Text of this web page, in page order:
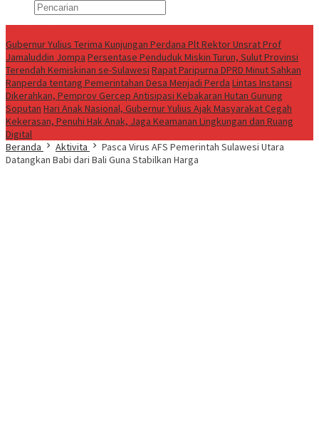
Gubernur Yulius Terima Kunjungan Perdana Plt Rektor Unsrat Prof
Jamaluddin Jompa Persentase Penduduk Miskin Turun, Sulut Provinsi
Terendah Kemiskinan se-Sulawesi Rapat Paripurna DPRD Minut Sahkan
Ranperda tentang Pemerintahan Desa Menjadi Perda Lintas Instansi
Dikerahkan, Pemprov Gercep Antisipasi Kebakaran Hutan Gunung
Soputan Hari Anak Nasional, Gubernur Yulius Ajak Masyarakat Cegah
Kekerasan, Penuhi Hak Anak, Jaga Keamanan Lingkungan dan Ruang
Digital
Beranda
Aktivita
Pasca Virus AFS Pemerintah Sulawesi Utara
Datangkan Babi dari Bali Guna Stabilkan Harga